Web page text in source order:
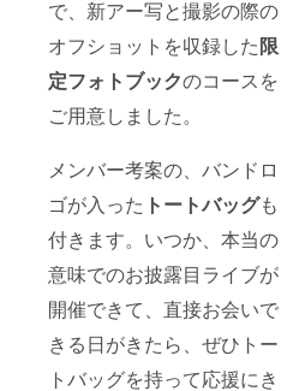
で、新アー写と撮影の際の
オフショットを収録した限
定フォトブックのコースを
ご用意しました。
メンバー考案の、バンドロ
ゴが入った トートバッグも
付きます。いつか、本当の
意味でのお披露目ライブが
開催できて、直接お会いで
きる日がきたら、ぜひトー
トバッグを持って応援にき